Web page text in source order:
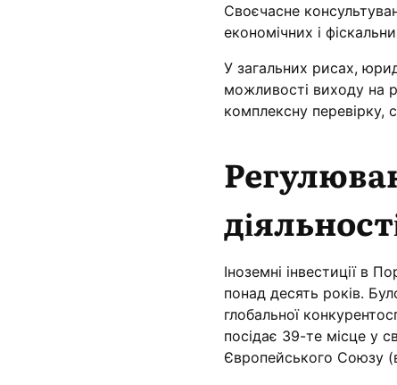
Своєчасне
економічних і
У загальних рисах,
можливості виходу на
комплексну
Іноземні інвестиції в
понад десять років.
глобальної
посідає 39-те місце у
Європейського Союзу